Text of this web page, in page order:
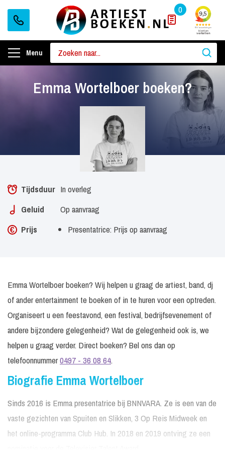
0
Menu
Emma Wortelboer boeken?
Tijdsduur In overleg
Geluid
Op aanvraag
Prijs
Presentatrice: Prijs op aanvraag
Emma Wortelboer boeken? Wij helpen u graag de artiest, band, dj
of ander entertainment te boeken of in te huren voor een optreden.
Organiseert u een feestavond, een festival, bedrijfsevenement of
andere bijzondere gelegenheid? Wat de gelegenheid ook is, we
helpen u graag verder. Direct boeken? Bel ons dan op
telefoonnummer0497 - 36 08 64.
Biografie Emma Wortelboer
Sinds 2016 is Emma presentatrice bij BNNVARA. Ze is een van de
vaste gezichten van Spuiten en Slikken, 3 Op Reis Midweek en
het online-programma Club Hub. In 2018 en 2019 ontving ze een